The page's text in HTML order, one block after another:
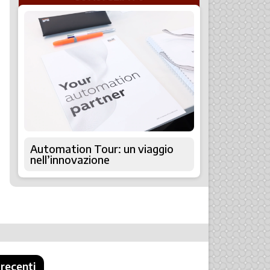
Automation Tour: un viaggio
nell’innovazione